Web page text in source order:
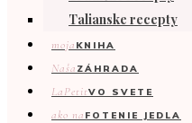
Talianske recepty
moja KNIHA
Naša ZÁHRADA
LaPetitVO SVETE
ako na FOTENIE JEDLA